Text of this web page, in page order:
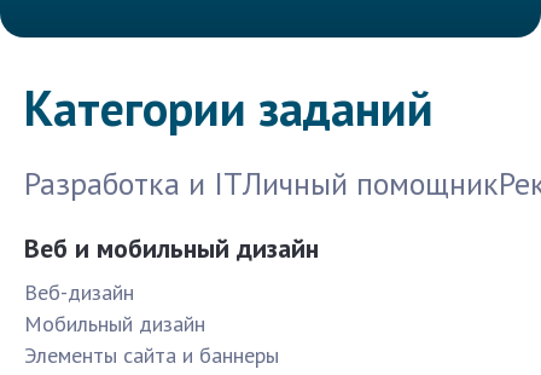
Категории заданий
Разработка и ITЛичный помощник
Веб и мобильный дизайн
Веб-дизайн
Мобильный дизайн
Элементы сайта и баннеры